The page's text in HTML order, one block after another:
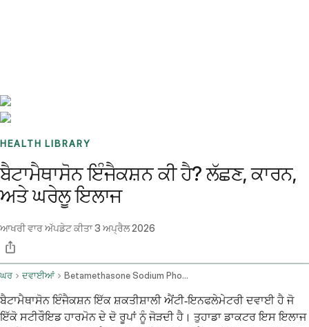
HEALTH LIBRARY
ਬੈਟਾਮੈਥਾਸੋਨ ਇੰਜੈਕਸ਼ਨ ਕੀ ਹੈ? ਲੱਛਣ, ਕਾਰਨ,
ਅਤੇ ਘਰੇਲੂ ਇਲਾਜ
ਆਖਰੀ ਵਾਰ ਅੱਪਡੇਟ ਕੀਤਾ3 ਅਪ੍ਰੈਲ 2026
ਘਰ ਦਵਾਈਆਂ Betamethasone Sodium Phosphate And Betamethasone Acetate Injection Route
ਬੈਟਾਮੈਥਾਸੋਨ ਇੰਜੈਕਸ਼ਨ ਇੱਕ ਸ਼ਕਤੀਸ਼ਾਲੀ ਐਂਟੀ-ਇਨਫਲੇਮੇਟਰੀ ਦਵਾਈ ਹੈ ਜੋ
ਇੱਕੋ ਸਟੀਰੌਇਡ ਹਾਰਮੋਨ ਦੇ ਦੋ ਰੂਪਾਂ ਨੂੰ ਜੋੜਦੀ ਹੈ। ਤੁਹਾਡਾ ਡਾਕਟਰ ਇਸ ਇਲਾਜ